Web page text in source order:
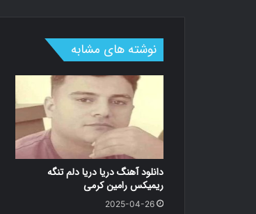
نوشته های مشابه
دانلود آهنگ دریا دریا دلم تنگه
ریمیکس رامین کرمی
2025-04-26